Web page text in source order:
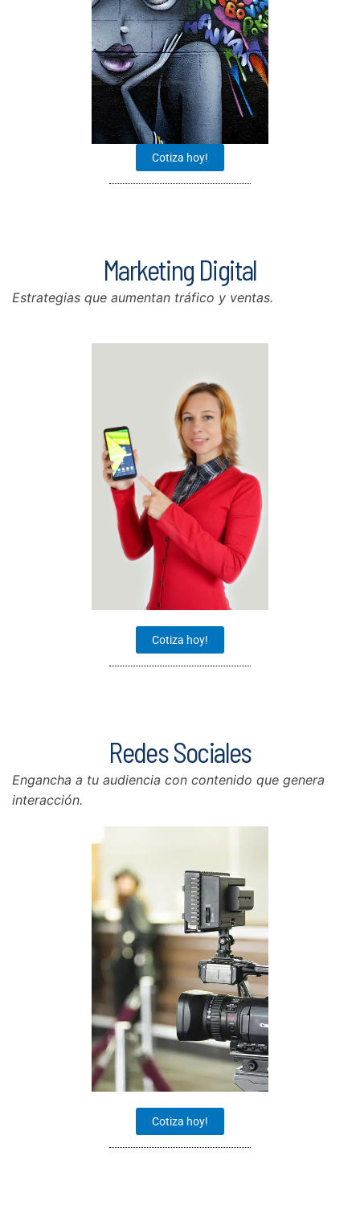
Cotiza hoy!
Marketing Digital
Estrategias que aumentan tráfico y ventas.
Cotiza hoy!
Redes Sociales
Engancha a tu audiencia con contenido que genera
interacción.
Cotiza hoy!